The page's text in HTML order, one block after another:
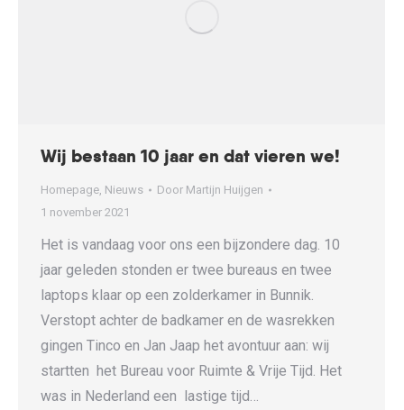
Wij bestaan 10 jaar en dat vieren we!
Homepage, Nieuws Door Martijn Huijgen
1 november 2021
Het is vandaag voor ons een bijzondere dag. 10
jaar geleden stonden er twee bureaus en twee
laptops klaar op een zolderkamer in Bunnik.
Verstopt achter de badkamer en de wasrekken
gingen Tinco en Jan Jaap het avontuur aan: wij
startten het Bureau voor Ruimte & Vrije Tijd. Het
was in Nederland een lastige tijd…